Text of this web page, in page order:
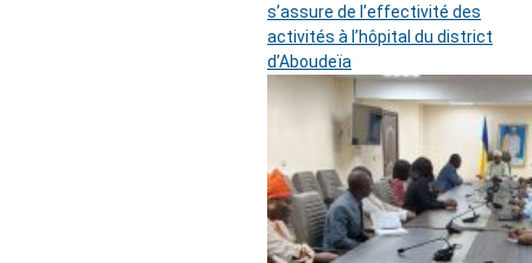
s’assure de l’effectivité des
activités à l’hôpital du district
d’Aboudeïa